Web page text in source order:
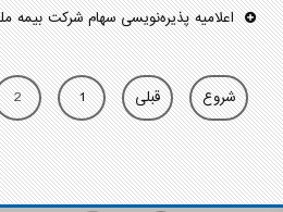
اعلامیه پذیره‌نویسی سهام شرکت بيمه
شروع قبلی 1
2